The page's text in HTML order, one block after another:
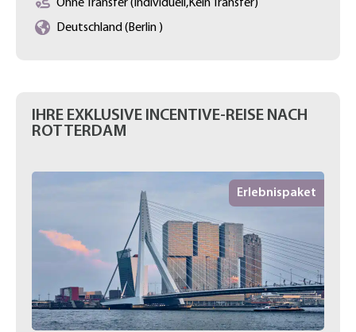
Ohne Transfer (Individuell,Kein Transfer)
Deutschland (Berlin )
IHRE EXKLUSIVE INCENTIVE-REISE NACH
ROTTERDAM
Erlebnispaket